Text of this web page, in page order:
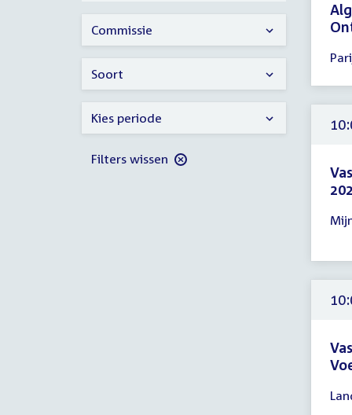
-
-
uur
Commissie
Soort
Kies periode
Filters wissen